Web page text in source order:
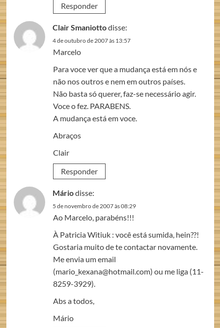
Responder
Clair Smaniottodisse:
4 de outubro de 2007 às 13:57
Marcelo
Para voce ver que a mudança está em nós e
não nos outros e nem em outros países.
Não basta só querer, faz-se necessário agir.
Voce o fez. PARABENS.
A mudança está em voce.
Abraços
Clair
Responder
Máriodisse:
5 de novembro de 2007 às 08:29
Ao Marcelo, parabéns!!!
À Patricia Witiuk : você está sumida, hein??!
Gostaria muito de te contactar novamente.
Me envia um email
(mario_kexana@hotmail.com) ou me liga (11-
8259-3929).
Abs a todos,
Mário